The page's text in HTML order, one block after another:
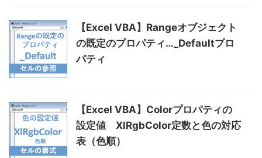
【Excel VBA】Rangeオブジェクト
の既定のプロパティ…_Defaultプロ
パティ
【Excel VBA】Colorプロパティの
設定値 XlRgbColor定数と色の対応
表（色順）